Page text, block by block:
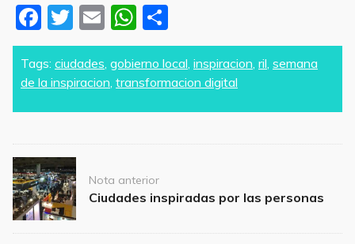
F
a
c
e
b
o
o
k
T
w
itt
er
E
m
ai
l
W
h
at
s
A
p
p
h
ar
e
Tags: ciudades gobierno local inspiracion ril semana
de la inspiracion transformacion digital
Post
navigationNota anterior
Ciudades inspiradas por las personas